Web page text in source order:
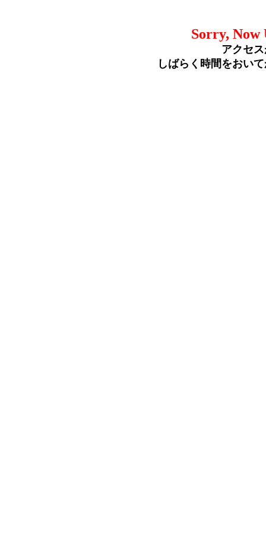
Sorry, Now
アクセ
しばらく時間をおい